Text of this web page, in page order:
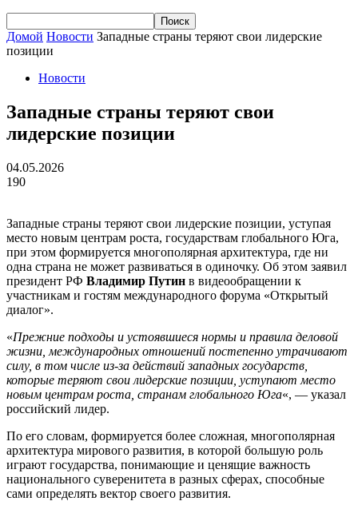
Домой Новости Западные страны теряют свои лидерские
позиции
Новости
Западные страны теряют свои
лидерские позиции
04.05.2026
190
Западные страны теряют свои лидерские позиции, уступая
место новым центрам роста, государствам глобального Юга,
при этом формируется многополярная архитектура, где ни
одна страна не может развиваться в одиночку. Об этом заявил
президент РФ Владимир Путин в видеообращении к
участникам и гостям международного форума «Открытый
диалог».
«Прежние подходы и устоявшиеся нормы и правила деловой
жизни, международных отношений постепенно утрачивают
силу, в том числе из-за действий западных государств,
которые теряют свои лидерские позиции, уступают место
новым центрам роста, странам глобального Юга«, — указал
российский лидер.
По его словам, формируется более сложная, многополярная
архитектура мирового развития, в которой большую роль
играют государства, понимающие и ценящие важность
национального суверенитета в разных сферах, способные
сами определять вектор своего развития.